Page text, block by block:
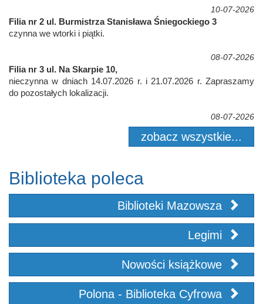
10-07-2026
Filia nr 2 ul. Burmistrza Stanisława Śniegockiego 3
czynna we wtorki i piątki.
08-07-2026
Filia nr 3 ul. Na Skarpie 10,
nieczynna w dniach 14.07.2026 r. i 21.07.2026 r. Zapraszamy
do pozostałych lokalizacji.
08-07-2026
zobacz wszystkie...
Biblioteka poleca
Biblioteki Mazowsza
Legimi
Nowości książkowe
Polona - Biblioteka Cyfrowa